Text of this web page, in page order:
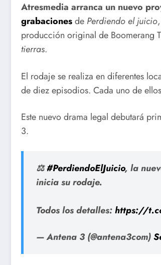
Atresmedia arranca un nuevo
grabacionesde Perdiendo el juicio
producción original de Boomerang
tierras.
El rodaje se realiza en diferentes
de diez episodios. Cada uno de
Este nuevo drama legal debutará
3.
⚖️#PerdiendoElJuicio, la
inicia su rodaje.
Todos los detalles:https://
— Antena 3 (@antena3com)